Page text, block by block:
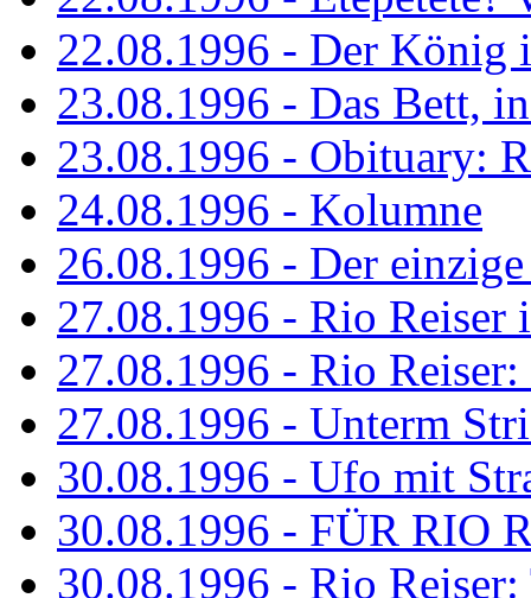
22.08.1996 - Der König
23.08.1996 - Das Bett,
23.08.1996 - Obituary:
24.08.1996 - Kolumne
26.08.1996 - Der
27.08.1996 - Rio Reiser
27.08.1996 - Rio
27.08.1996 - Unterm
30.08.1996 - Ufo mit
30.08.1996 - FÜR RIO
30.08.1996 - Rio